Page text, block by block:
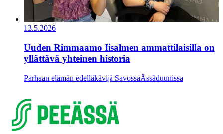
13.5.2026
Uuden Rimmaamo Iisalmen ammattilaisilla on
yllättävä yhteinen historia
Parhaan elämän edelläkävijä SavossaÄssäduunissa